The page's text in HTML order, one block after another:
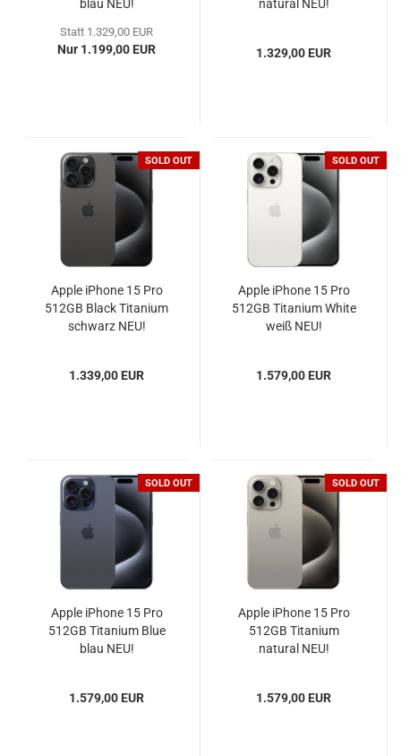
blau NEU!
Statt 1.329,00 EUR
Nur 1.199,00 EUR
natural NEU!
1.329,00 EUR
SOLD OUT
Apple iPhone 15 Pro
512GB Black Titanium
schwarz NEU!
1.339,00 EUR
SOLD OUT
Apple iPhone 15 Pro
512GB Titanium White
weiß NEU!
1.579,00 EUR
SOLD OUT
Apple iPhone 15 Pro
512GB Titanium Blue
blau NEU!
1.579,00 EUR
SOLD OUT
Apple iPhone 15 Pro
512GB Titanium
natural NEU!
1.579,00 EUR